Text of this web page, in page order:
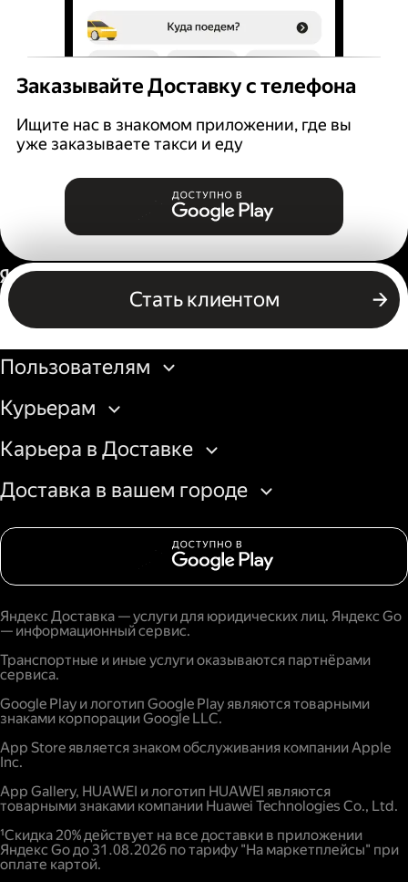
Заказывайте Доставку с телефона
Ищите нас в знакомом приложении, где вы
уже заказываете такси и еду
Стать клиентом
Россия
Бизнесу
Пользователям
Курьерам
Карьера в Доставке
Доставка в вашем городе
Яндекс Доставка — услуги для юридических лиц. Яндекс Go
— информационный сервис.
Транспортные и иные услуги оказываются партнёрами
сервиса.
Google Play и логотип Google Play являются товарными
знаками корпорации Google LLC.
App Store является знаком обслуживания компании Apple
Inc.
App Gallery, HUAWEI и логотип HUAWEI являются
товарными знаками компании Huawei Technologies Co., Ltd.
¹Скидка 20% действует на все доставки в приложении
Яндекс Go до 31.08.2026 по тарифу "На маркетплейсы" при
оплате картой.